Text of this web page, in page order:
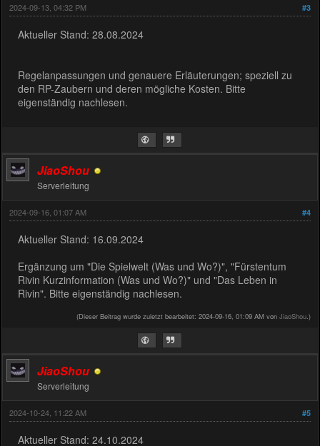
#3
2024-09-13, 04:32 PM
Aktueller Stand: 28.08.2024
Regelanpassungen und genauere Erläuterungen; speziell zu
den RP-Zaubern und deren mögliche Kosten. Bitte
eigenständig nachlesen.
JiaoShou
Serverleitung
#4
2024-09-16, 01:07 AM
Aktueller Stand: 16.09.2024
Ergänzung um "Die Spielwelt (Was und Wo?)", "Fürstentum
Rivin Kurzinformation (Was und Wo?)" und "Das Leben in
Rivin". Bitte eigenständig nachlesen.
(Dieser Beitrag wurde zuletzt bearbeitet: 2024-09-16, 01:09 AM von JiaoShou.)
JiaoShou
Serverleitung
#5
2024-10-24, 11:22 AM
Aktueller Stand: 24.10.2024